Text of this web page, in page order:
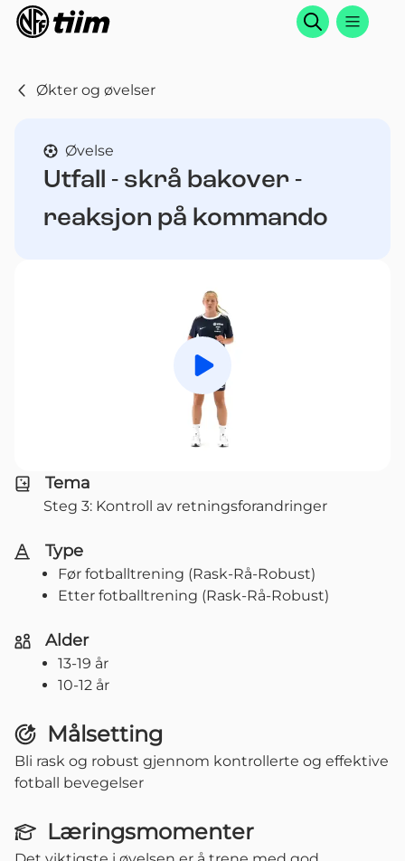
Søk
Økter og øvelser
Øvelse
Utfall - skrå bakover -
reaksjon på kommando
Spill av
Tema
Steg 3: Kontroll av retningsforandringer
Type
Før fotballtrening (Rask-Rå-Robust)
Etter fotballtrening (Rask-Rå-Robust)
Alder
13-19 år
10-12 år
Målsetting
Bli rask og robust gjennom kontrollerte og effektive
fotball bevegelser
Læringsmomenter